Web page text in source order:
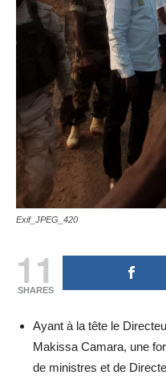
Exif_JPEG_420
11
SHARES
Ayant à la tête le
Makissa Camara, une
de ministres et de